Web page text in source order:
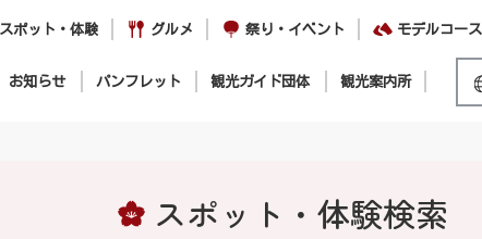
スポット・体験 グルメ 祭り・イベント モデルコース
お知らせ パンフレット 観光ガイド団体 観光案内所
スポット・体験検索